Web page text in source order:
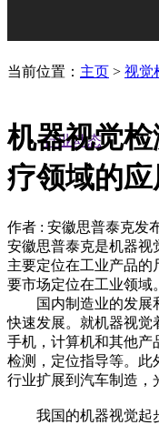
当前位置： 主页 > 视觉
行业动态
机器视觉
疗领域的应
作者 : 安徽思普泰克发
安徽思普泰克是机器视
主要定位在工业产品的
要市场定位在工业领域。
国内制造业的发展
快速发展。就机器视觉
手机，计算机和其他产
检测，定位指导等。此
行业扩展到汽车制造，
我国的机器视觉起步